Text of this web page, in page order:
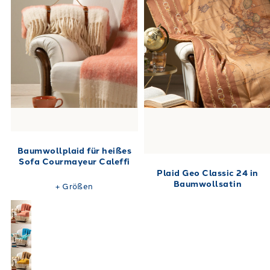
Baumwollplaid für heißes
Sofa Courmayeur Caleffi
+ Größen
Plaid Geo Classic 24 in
Baumwollsatin